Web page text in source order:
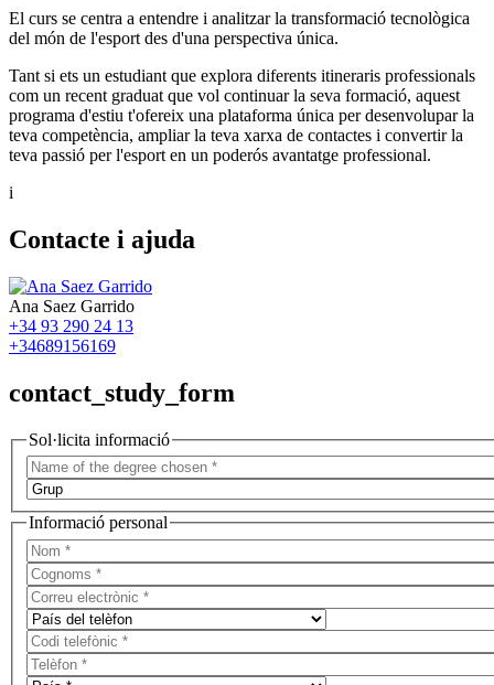
El curs se centra a entendre i analitzar la transformació tecnològica
del món de l'esport des d'una perspectiva única.
Tant si ets un estudiant que explora diferents itineraris professionals
com un recent graduat que vol continuar la seva formació, aquest
programa d'estiu t'ofereix una plataforma única per desenvolupar la
teva competència, ampliar la teva xarxa de contactes i convertir la
teva passió per l'esport en un poderós avantatge professional.
i
Contacte i ajuda
Ana Saez Garrido
+34 93 290 24 13
+34689156169
contact_study_form
Sol·licita informació
Informació personal